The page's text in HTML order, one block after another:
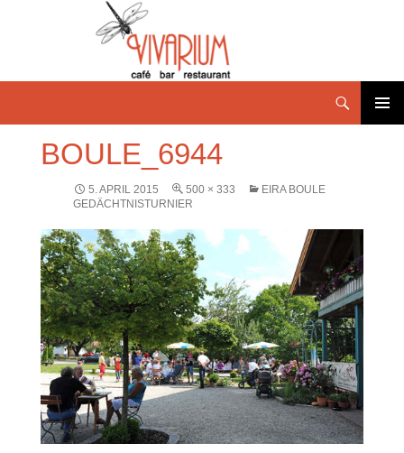
BOULE_6944
5. APRIL 2015 500 × 333
EIRA BOULE
GEDÄCHTNISTURNIER